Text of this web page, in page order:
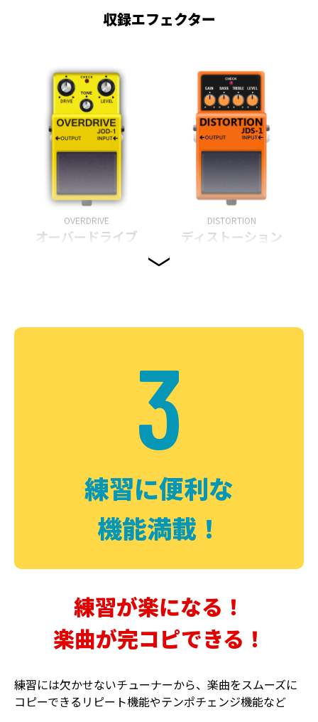
収録エフェクター
OVERDRIVE
オーバードライブ
DISTORTION
ディストーション
DELAY PHASER
3
練習に便利な
機能満載！
練習が楽になる！
楽曲が完コピできる！
練習には欠かせないチューナーから、楽曲をスムーズに
コピーできるリピート機能やテンポチェンジ機能など